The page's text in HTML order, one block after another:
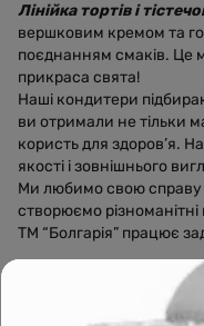
Лінійка тортів і
вершковим кремом та
поєднанням смаків. Це
прикраса свята!
Наші кондитери
ви отримали не тільки
користь для здоров’я.
якості і зовнішнього
Ми любимо свою справу
створюємо
ТМ “Болгарія” працює